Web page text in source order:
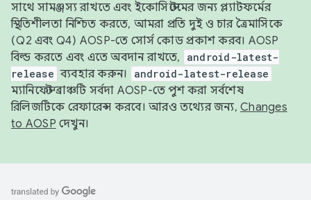
সাথে সামঞ্জস্য রাখতে এবং ইকোসিস্টেমের জন্য প্ল্যাটফর্মের
স্থিতিশীলতা নিশ্চিত করতে, আমরা প্রতি দুই ও চার ত্রৈমাসিকে
(Q2 এবং Q4) AOSP-তে সোর্স কোড প্রকাশ করব। AOSP
বিল্ড করতে এবং এতে অবদান রাখতে,
android-latest-
release ব্যবহার করুন। android-latest-release
ম্যানিফেস্ট ব্রাঞ্চটি সর্বদা AOSP-তে পুশ করা সর্বশেষ
রিলিজটিকে রেফারেন্স করবে। আরও তথ্যের জন্য, Changes
to AOSP দেখুন।